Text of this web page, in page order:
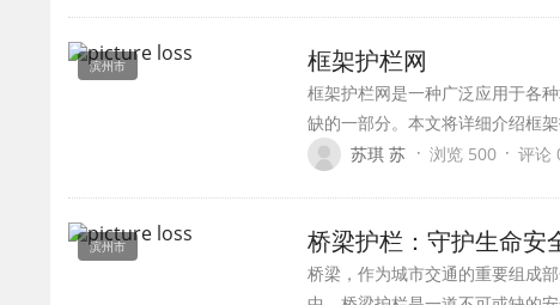
滨州市 框架护栏网
框架护栏网是一种广泛应用于各
缺的一部分。本文将详细介绍框
苏琪 苏 · 浏览 500 · 评论
滨州市 桥梁护栏：守护生命安
桥梁，作为城市交通的重要组成